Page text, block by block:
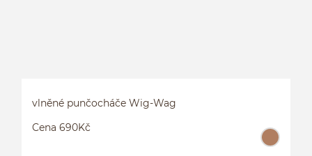
vlněné punčocháče Wig-Wag
Cena 690Kč